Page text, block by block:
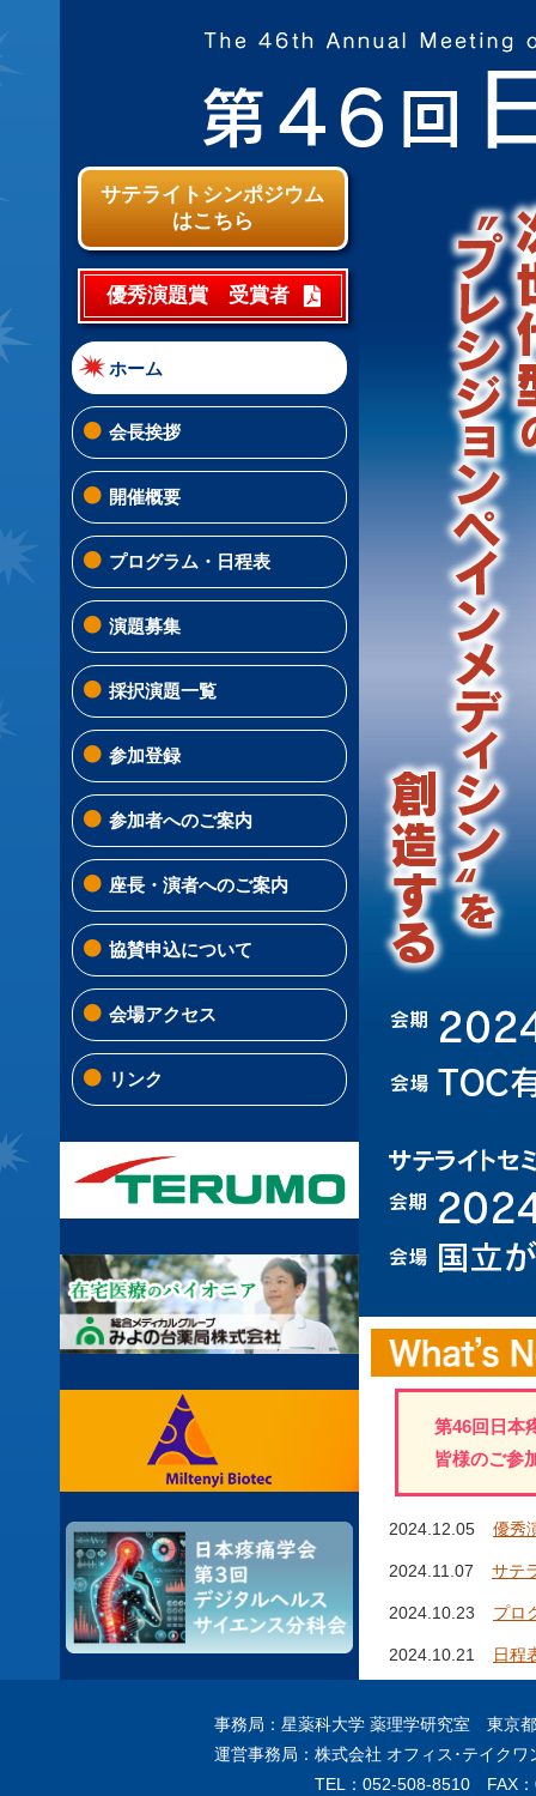
サテライトシンポジウム
はこちら
優秀演題賞 受賞者
ホーム
会長挨拶
開催概要
プログラム・日程表
演題募集
採択演題一覧
参加登録
参加者へのご案内
座長・演者へのご案内
協賛申込について
会場アクセス
リンク
第46回日本
皆様のご参
2024.12.05 優秀
2024.11.07 サテ
2024.10.23 プロ
2024.10.21
日程
サテ
2024.09.30 プロ
2024.08.05 演題
事務局：星薬科大学 薬理学研究室 東京
運営事務局：株式会社 オフィス･テイク
TEL：052-508-8510 FAX